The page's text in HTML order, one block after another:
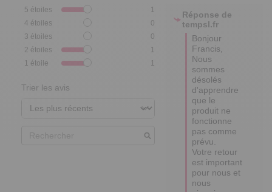
5 étoiles
1
4 étoiles
0
3 étoiles
0
2 étoiles
1
1 étoile 1
Trier les avis
Réponse de
tempsl.fr
Bonjour
Francis,
Nous
sommes
désolés
d'apprendre
que le
produit ne
fonctionne
pas comme
prévu.
Votre retour
est important
pour nous et
nous